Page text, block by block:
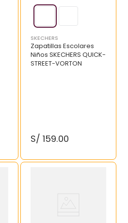
SKECHERS
Zapatillas Escolares
Niños SKECHERS QUICK-
STREET-VORTON
S/ 159.00